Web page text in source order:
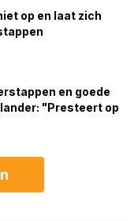
op en laat zich
en goede
"Presteert op